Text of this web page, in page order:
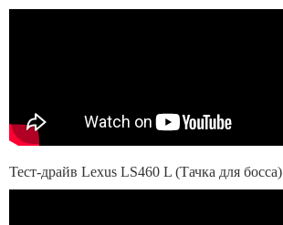
Тест-драйв Lexus LS460 L (Тачка для босса)